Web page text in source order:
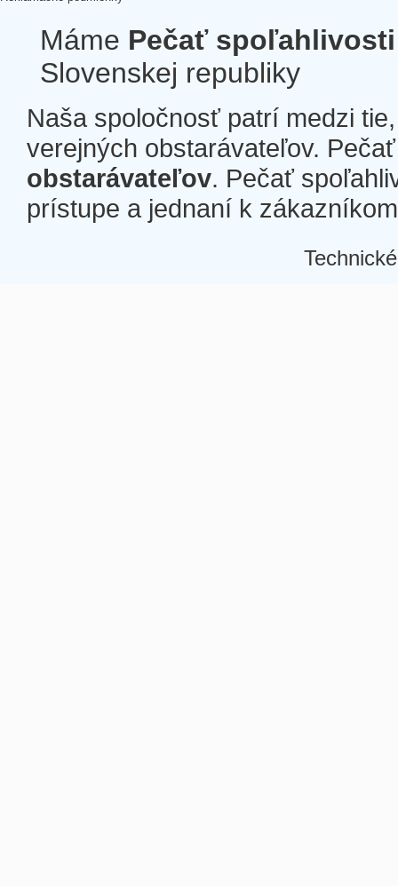
Máme Pečať spoľahlivosti
Slovenskej republiky
Naša spoločnosť patrí medzi
verejných obstarávateľov.
obstarávateľov. Pečať
prístupe a jednaní k